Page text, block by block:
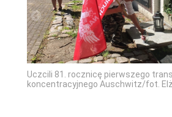
Uczcili 81. rocznicę pierwszego
koncentracyjnego Auschwitz/fot.